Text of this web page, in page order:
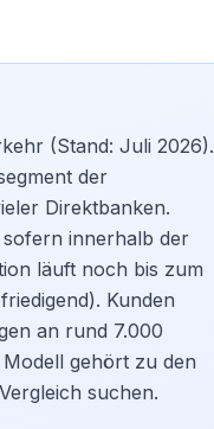
(Stand: Juli 2026).
der
Direktbanken.
innerhalb der
läuft noch bis zum
Kunden
an rund 7.000
gehört zu den
suchen.